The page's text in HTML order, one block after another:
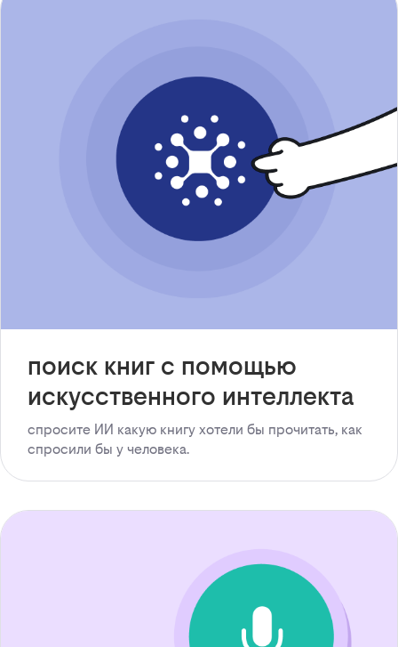
поиск книг с помощью
искусственного интеллекта
спросите ИИ какую книгу хотели бы прочитать, как
спросили бы у человека.